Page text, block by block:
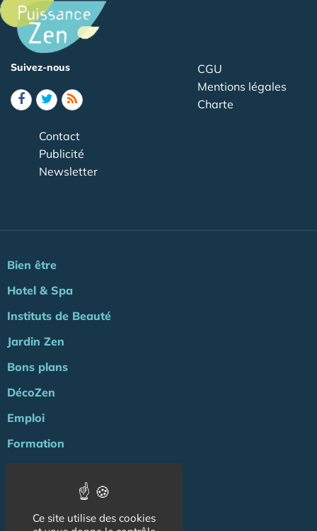
Suivez-nous
CGU
Mentions légales
Charte
Contact
Publicité
Newsletter
Bien être
Hotel & Spa
Instituts de Beauté
Jardin Zen
Bons plans
DécoZen
Emploi
Formation
EnergieCe site utilise des cookies